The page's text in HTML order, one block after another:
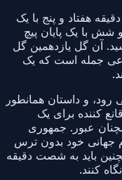
هفتاد و پنج با یک
با یک پایان پیچ
16 روند سخت کشید. آن گل یازدهمین گل
جمله است که یک
و داستان همانطور
کننده برای یک
عبور. جمهوری
جهانی خود بدون ترس
باید به شصت دقیقه
کنند.